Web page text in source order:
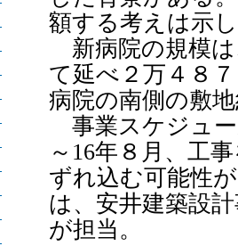
額する考えは示
新病院の規模は
て延べ２万４８
病院の南側の敷
事業スケジュー
～16年８月、工
ずれ込む可能性
は、安井建築設
が担当。